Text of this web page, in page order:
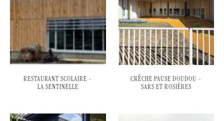
RESTAURANT SCOLAIRE –
LA SENTINELLE
CRÊCHE PAUSE DOUDOU –
SARS ET ROSIÈRES